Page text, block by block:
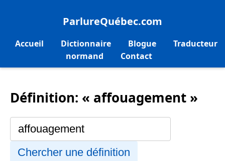
ParlureQuébec.com
Accueil Dictionnaire Blogue
Traducteur
normand
Contact
Définition: « affouagement »
Chercher une définition